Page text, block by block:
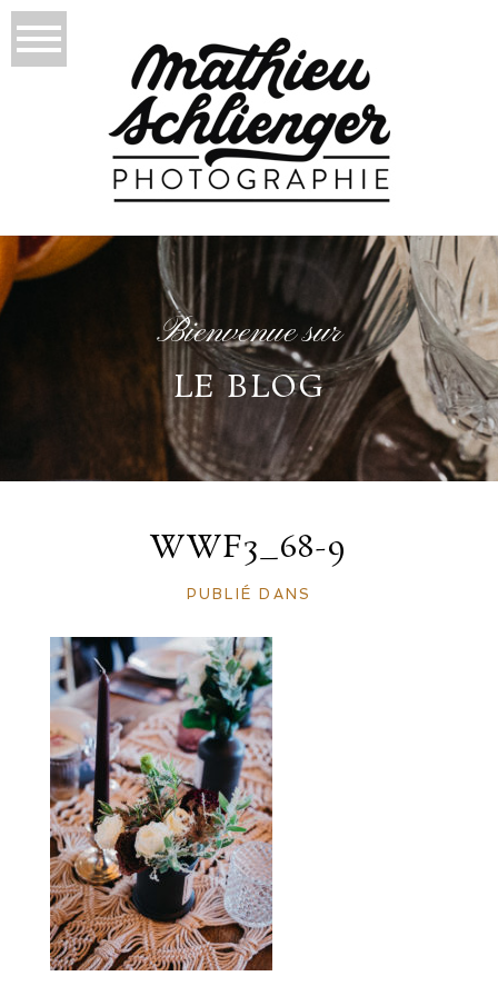
Bienvenue sur
LE BLOG
WWF3_68-9
PUBLIÉ DANS